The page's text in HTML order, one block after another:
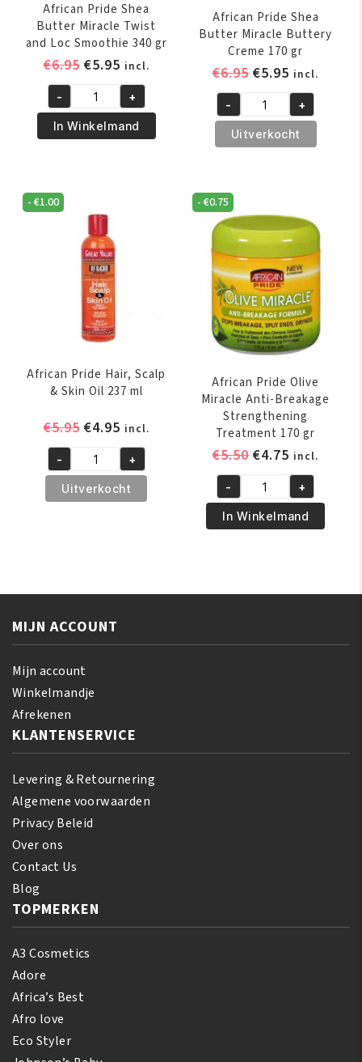
African Pride Shea
Butter Miracle Twist
and Loc Smoothie 340 gr
€6.95 Oorspronkelijke
was:
€6.95.
€5.95Huidige
prijs
is:
€5.95.
incl.
African
Pride
Shea
Twist
Smoothie
- +
In Winkelmand
African Pride Shea
Butter Miracle Buttery
Creme 170 gr
€6.95
was:
€6.95.
€5.95 Huidige
prijs
is:
€5.95.
incl.
African
Pride
Shea
Miracle
Buttery
Creme
170
gr
aantal
- +
Uitverkocht
-€1.00
African Pride Hair, Scalp
& Skin Oil 237 ml
€5.95 Oorspronkelijke
was:
€5.95.
€4.95Huidige
prijs
is:
€4.95.
incl.
African
Pride
Hair,
ml
aantal
- +
Uitverkocht
-€0.75
African Pride Olive
Miracle Anti-Breakage
Strengthening
Treatment 170 gr
€5.50
was:
€5.50.
€4.75 Huidige
prijs
is:
€4.75.
incl.
African
Pride
Olive
Breakage
170
- +
In Winkelmand
MIJN ACCOUNT
Mijn account
Winkelmandje
Afrekenen
KLANTENSERVICE
Levering & Retournering
Algemene voorwaarden
Privacy Beleid
Over ons
Contact Us
Blog
TOPMERKEN
A3 Cosmetics
Adore
Africa’s Best
Afro love
Eco Styler